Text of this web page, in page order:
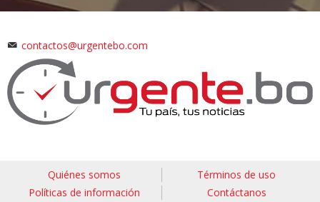
contactos@urgentebo.com
Quiénes somos
Términos de uso
Políticas de información
Contáctanos